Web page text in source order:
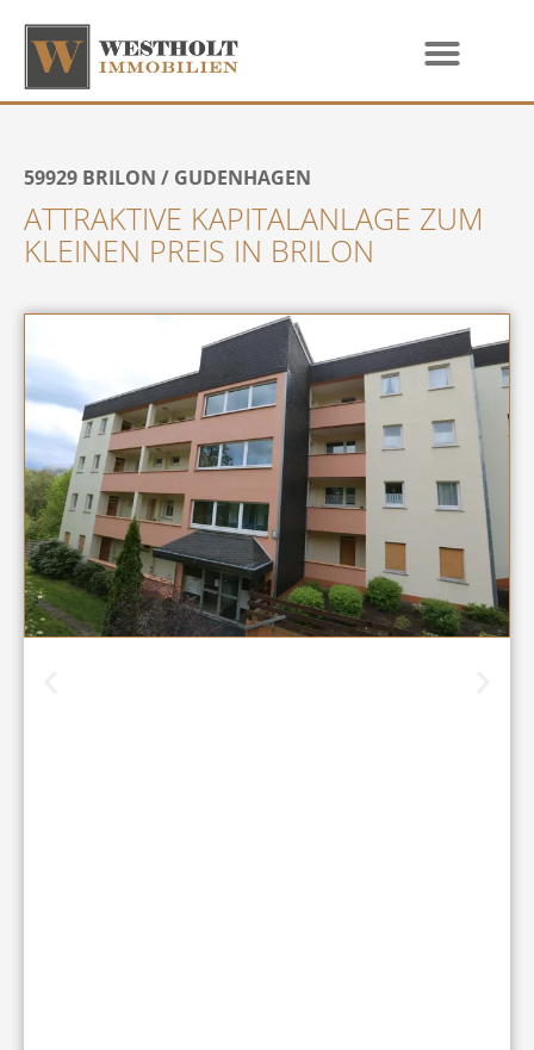
59929 BRILON / GUDENHAGEN
ATTRAKTIVE KAPITALANLAGE ZUM
KLEINEN PREIS IN BRILON